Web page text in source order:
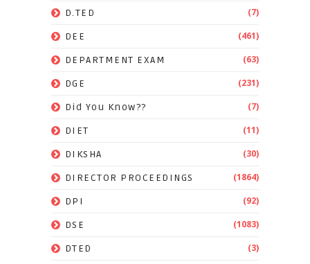
D.TED (7)
DEE (461)
DEPARTMENT EXAM (63)
DGE (231)
Did You Know?? (7)
DIET (11)
DIKSHA (30)
DIRECTOR PROCEEDINGS (1864)
DPI (92)
DSE (1083)
DTED (3)